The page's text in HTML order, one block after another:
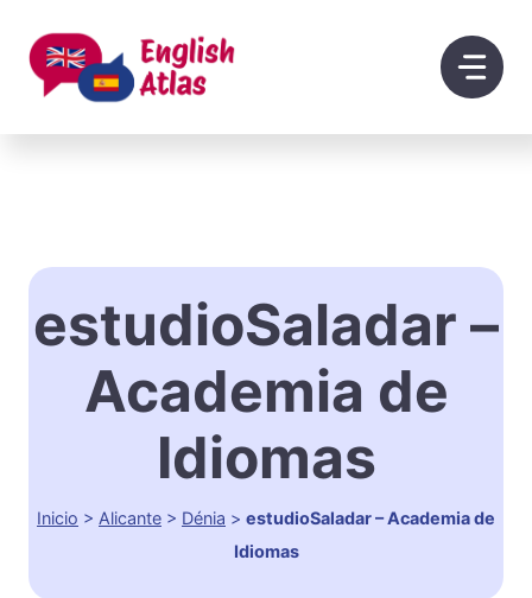
contenido
estudioSaladar –
Academia de
Idiomas
Inicio > Alicante > Dénia > estudioSaladar – Academia de
Idiomas